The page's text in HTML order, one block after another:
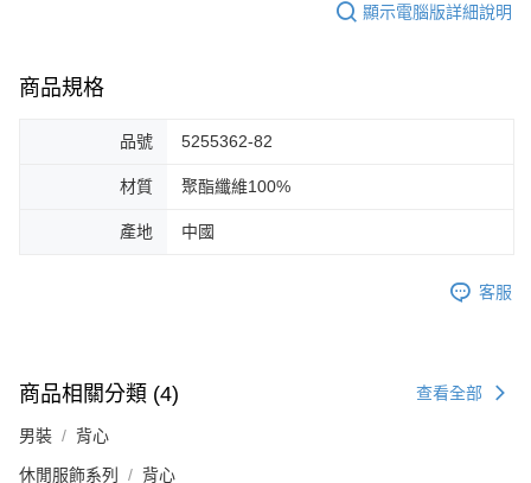
顯示電腦版詳細說明
商品規格
品號 5255362-82
材質 聚酯纖維100%
產地 中國
客服
商品相關分類 (4) 查看全部
男裝 背心
休閒服飾系列 背心